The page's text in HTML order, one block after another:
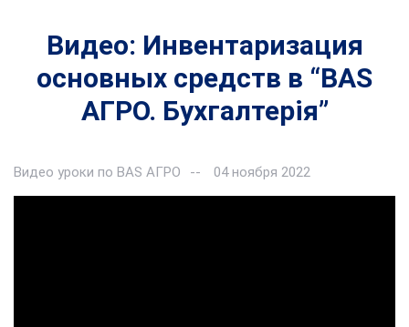
Видео: Инвентаризация
основных средств в “BAS
АГРО. Бухгалтерія”
Видео уроки по BAS АГРО 04 ноября 2022